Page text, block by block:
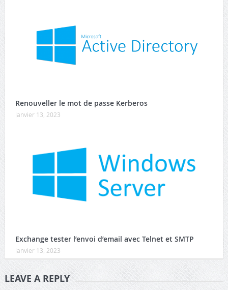
Renouveller le mot de passe Kerberos
janvier 13, 2023
Exchange tester l’envoi d’email avec Telnet et SMTP
janvier 13, 2023
LEAVE A REPLY